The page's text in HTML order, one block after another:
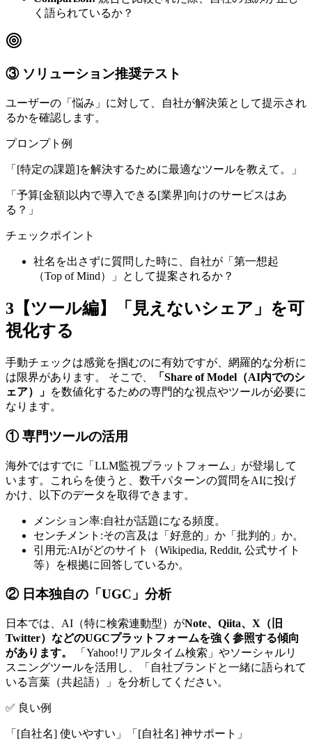
く語られているか？
③ ソリューション推奨テスト
ユーザーの「悩み」に対して、自社が解決策として提示され
るかを確認します。
プロンプト例
「[特定の課題]を解決するために最適なツールを教えて。」
「予算[金額]以内で導入できる[業界]向けのサービスはあ
る？」
チェックポイント
社名を出さずに質問した時に、自社が「第一想起
（Top of Mind）」として提案されるか？
3 【ツール編】「見えないシェア」を可
視化する
手動チェックは感覚を掴むのに有効ですが、網羅的な分析に
は限界があります。 そこで、
「Share of Model（AI内でのシ
ェア）」 を数値化するための専門的な視点やツールが必要に
なります。
① 専門ツールの活用
海外ではすでに「LLM監視プラットフォーム」が登場して
います。これらを使うと、数千パターンの質問をAIに投げ
かけ、以下のデータを取得できます。
メンション率:自社が話題になる頻度。
センチメント:その言及は「好意的」か「批判的」か。
引用元:AIがどのサイト（Wikipedia, Reddit, 公式サイト
等）を根拠に回答しているか。
② 日本独自の「UGC」分析
日本では、AI（特に検索連動型）がNote、Qiita、X（旧
Twitter）などのUGCプラットフォームを強く参照する傾向
があります。
「Yahoo!リアルタイム検索」やソーシャルリ
スニングツールを活用し、「自社ブランドと一緒に語られて
いる言葉（共起語）」を分析してください。
✅ 良い例
「[自社名] 使いやすい」「[自社名] 神サポート」